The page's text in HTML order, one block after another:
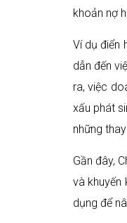
khoản nợ
Ví dụ điển
dẫn đến
ra, việc
xấu phát
những
Gần đây,
và khuyến
dụng để